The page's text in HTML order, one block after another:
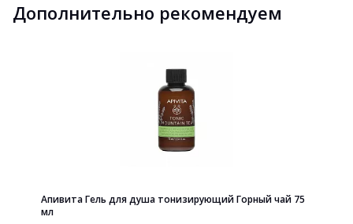
Дополнительно рекомендуем
Апивита Гель для душа тонизирующий Горный чай 75
мл